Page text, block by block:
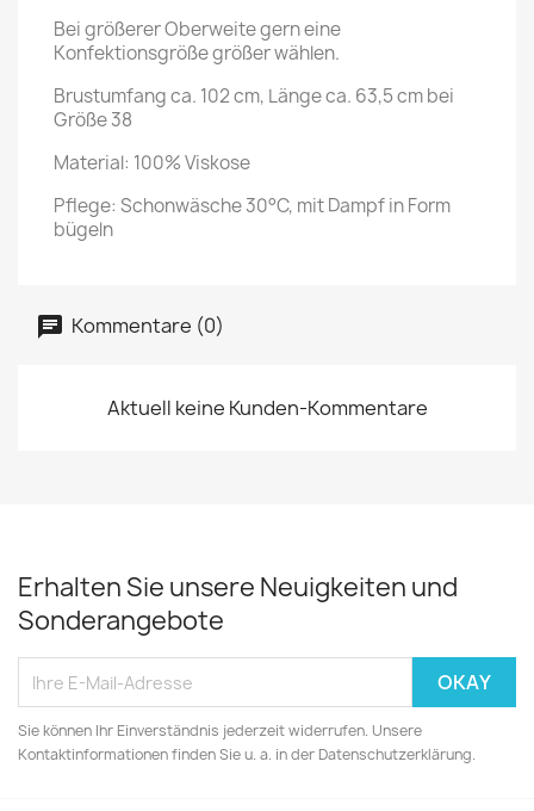
Bei größerer Oberweite gern eine
Konfektionsgröße größer wählen.
Brustumfang ca. 102 cm, Länge ca. 63,5 cm bei
Größe 38
Material: 100% Viskose
Pflege: Schonwäsche 30°C, mit Dampf in Form
bügeln
Kommentare (0)
Aktuell keine Kunden-Kommentare
Erhalten Sie unsere Neuigkeiten und
Sonderangebote
Sie können Ihr Einverständnis jederzeit widerrufen. Unsere
Kontaktinformationen finden Sie u. a. in der Datenschutzerklärung.